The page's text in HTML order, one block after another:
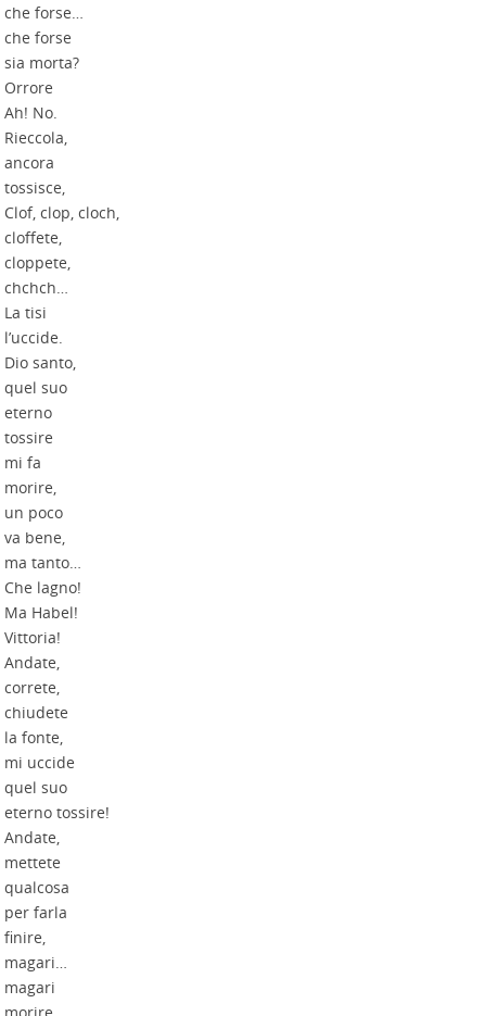
che forse…
che forse
sia morta?
Orrore
Ah! No.
Rieccola,
ancora
tossisce,
Clof, clop, cloch,
cloffete,
cloppete,
chchch…
La tisi
l’uccide.
Dio santo,
quel suo
eterno
tossire
mi fa
morire,
un poco
va bene,
ma tanto…
Che lagno!
Ma Habel!
Vittoria!
Andate,
correte,
chiudete
la fonte,
mi uccide
quel suo
eterno tossire!
Andate,
mettete
qualcosa
per farla
finire,
magari…
magari